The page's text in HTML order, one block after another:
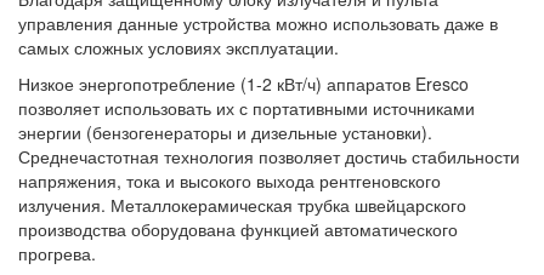
управления данные устройства можно использовать даже в
самых сложных условиях эксплуатации.
Низкое энергопотребление (1-2 кВт/ч) аппаратов Eresco
позволяет использовать их с портативными источниками
энергии (бензогенераторы и дизельные установки).
Среднечастотная технология позволяет достичь стабильности
напряжения, тока и высокого выхода рентгеновского
излучения. Металлокерамическая трубка швейцарского
производства оборудована функцией автоматического
прогрева.